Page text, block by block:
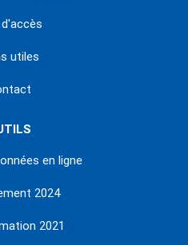
d'accès
utiles
en ligne
2024
2021